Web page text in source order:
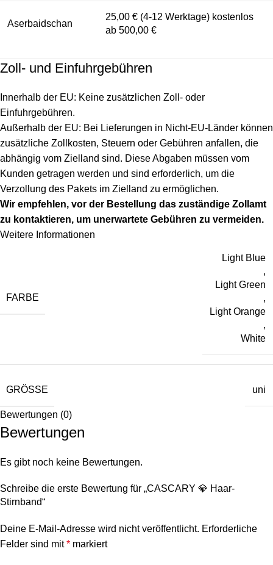
Aserbaidschan
25,00 € (4-12 Werktage) kostenlos
ab 500,00 €
Zoll- und Einfuhrgebühren
Innerhalb der EU: Keine zusätzlichen Zoll- oder
Einfuhrgebühren.
Außerhalb der EU: Bei Lieferungen in Nicht-EU-Länder können
zusätzliche Zollkosten, Steuern oder Gebühren anfallen, die
abhängig vom Zielland sind. Diese Abgaben müssen vom
Kunden getragen werden und sind erforderlich, um die
Verzollung des Pakets im Zielland zu ermöglichen.
Wir empfehlen, vor der Bestellung das zuständige Zollamt
zu kontaktieren, um unerwartete Gebühren zu vermeiden.
Weitere Informationen
FARBE
Light Blue
,
Light Green
,
Light Orange
,
White
GRÖSSE uni
Bewertungen (0)
Bewertungen
Es gibt noch keine Bewertungen.
Schreibe die erste Bewertung für „CASCARY 💎 Haar-
Stirnband“
Deine E-Mail-Adresse wird nicht veröffentlicht. Erforderliche
Felder sind mit* markiert